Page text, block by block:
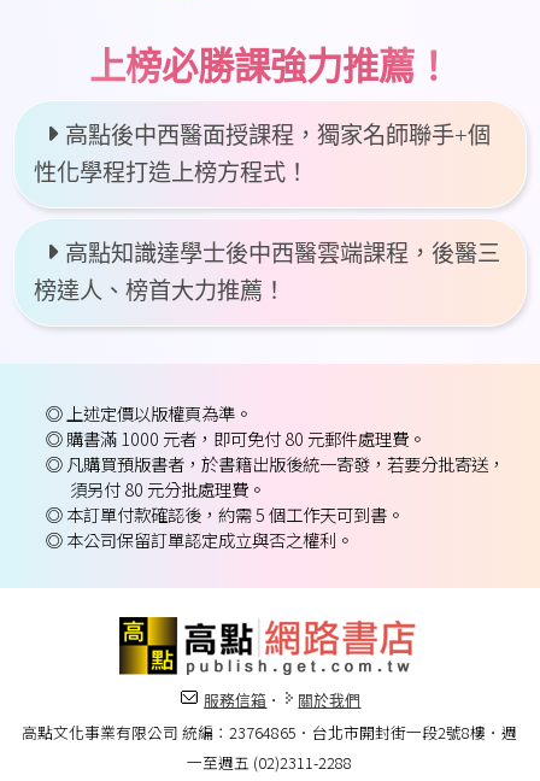
上榜必勝課強力推薦！
高點後中西醫面授課程，獨家名師聯手+個
性化學程打造上榜方程式！
高點知識達學士後中西醫雲端課程，後醫三
榜達人、榜首大力推薦！
◎ 上述定價以版權頁為準。
◎ 購書滿 1000 元者，即可免付 80 元郵件處理費。
◎ 凡購買預版書者，於書籍出版後統一寄發，若要分批寄送，
須另付 80 元分批處理費。
◎ 本訂單付款確認後，約需 5 個工作天可到書。
◎ 本公司保留訂單認定成立與否之權利。
服務信箱 ． 關於我們
高點文化事業有限公司 統編：23764865．台北市開封街一段2號8樓．週
一至週五 (02)2311-2288